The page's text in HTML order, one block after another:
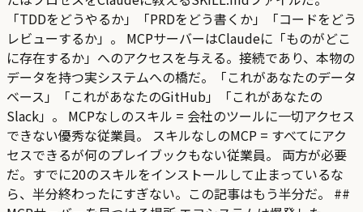
「TDDをどうやるか」「PRDをどう書くか」「コードをどう
レビューするか」。 MCPサーバーはClaudeに「ものがどこ
に存在するか」へのアクセスを与える。接続であり、本物の
データを持つ実システムへの橋だ。「これがあなたのデータ
ベース」「これがあなたのGitHub」「これがあなたの
Slack」。 MCPなしのスキル = 会社のツールに一切アクセス
できない優秀な従業員。 スキルなしのMCP = すべてにアク
セスできるが何のプレイブックもない従業員。 両方が必要
だ。すでに20のスキルをインストールして止まっているな
ら、半分終わったにすぎない。この記事はもう半分だ。 ##